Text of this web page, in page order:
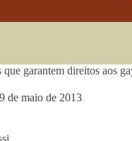
que garantem direitos aos
de maio de 2013